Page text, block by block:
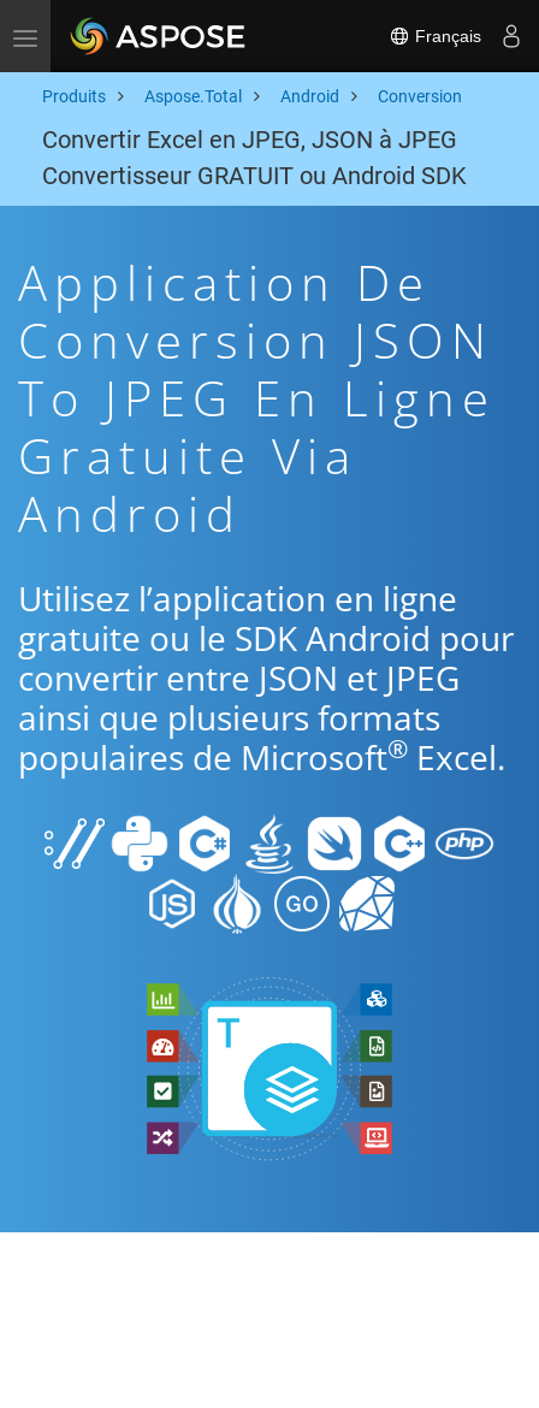
Toggle navigation Français
Produits Aspose.Total Android Conversion
Convertir Excel en JPEG, JSON à JPEG
Convertisseur GRATUIT ou Android SDK
Application De
Conversion JSON
To JPEG En Ligne
Gratuite Via
Android
Utilisez l’application en ligne
gratuite ou le SDK Android pour
convertir entre JSON et JPEG
ainsi que plusieurs formats
populaires de Microsoft® Excel.